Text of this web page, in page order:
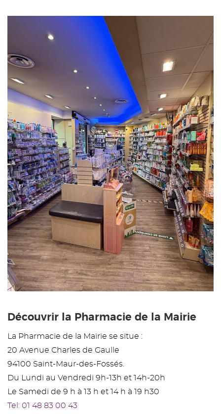
Découvrir la Pharmacie de la Mairie
La Pharmacie de la Mairie se situe :
20 Avenue Charles de Gaulle
94100 Saint-Maur-des-Fossés.
Du Lundi au Vendredi 9h-13h et 14h-20h
Le Samedi de 9 h à 13 h et 14 h à 19 h30
Tel: 01 48 83 00 43